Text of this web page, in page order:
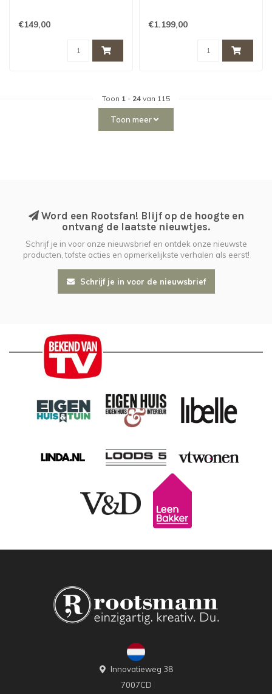
€149,00 €1.199,00
Toon 1 - 24 van 115
Toon meer
Word een Rootsfan! Blijf op de hoogte en
ontvang de laatste nieuwtjes.
Schrijf je in voor onze nieuwsbrief en ontdek onze nieuwste
producten, tofste acties en opmerkelijkste verhalen als eerst!
Schrijf je in voor de nieuwsbrief
Innovatieweg 38
7007CD